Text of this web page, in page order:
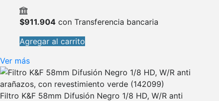
$911.904 con Transferencia bancaria
Agregar al carrito
Ver más
Filtro K&F 58mm Difusión Negro 1/8 HD, W/R anti